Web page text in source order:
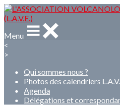
Menu
<
>
Qui sommes nous ?
Photos des calendriers
Agenda
Délégations et